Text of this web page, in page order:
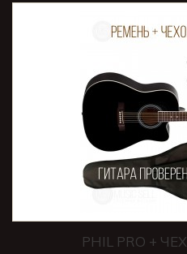
PHIL PRO +